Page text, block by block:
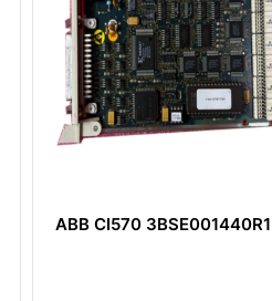
ABB DSSR122 48990001-